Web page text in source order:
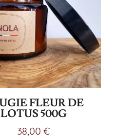
FLEUR DE
LOTUS 500G
38,00€